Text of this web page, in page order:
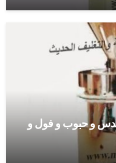
و حبوب و فول و